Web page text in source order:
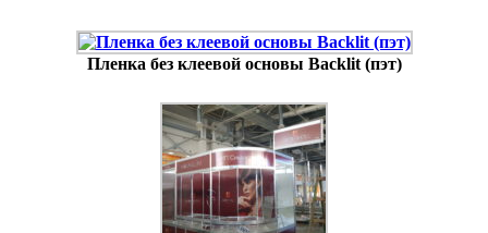
Пленка без клеевой основы Backlit (пэт)